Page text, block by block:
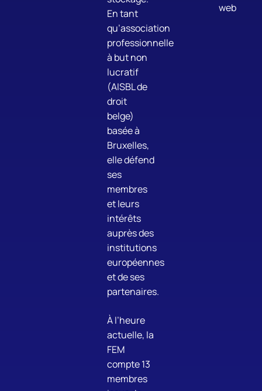
En tant
qu’association
professionnelle
à but non
lucratif
(AISBL de
droit
belge)
basée à
Bruxelles,
elle défend
ses
membres
et leurs
intérêts
auprès des
institutions
européennes
et de ses
partenaires.
À l’heure
actuelle, la
FEM
compte 13
membres
web